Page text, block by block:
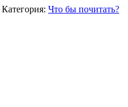
Категория: Что бы почитать?